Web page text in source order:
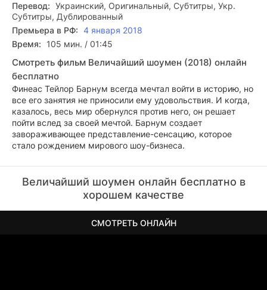
Перевод: Украинский, Оригинальный, Субтитры, Укр.
Субтитры, Дублированный
Премьера в РФ: 4 января 2018
Время:
105 мин. / 01:45
Смотреть фильм Величайший шоумен (2018) онлайн
бесплатно
Финеас Тейлор Барнум всегда мечтал войти в историю, но
все его занятия не приносили ему удовольствия. И когда,
казалось, весь мир обернулся против него, он решает
пойти вслед за своей мечтой. Барнум создает
завораживающее представление-сенсацию, которое
стало рождением мирового шоу-бизнеса.
Величайший шоумен онлайн бесплатно в
хорошем качестве
СМОТРЕТЬ ОНЛАЙН